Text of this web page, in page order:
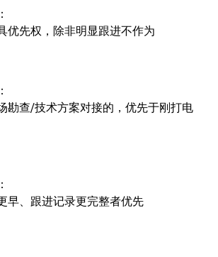
：
优先权，除非明显跟进不作为
：
勘查/技术方案对接的，优先于刚打电
：
早、跟进记录更完整者优先